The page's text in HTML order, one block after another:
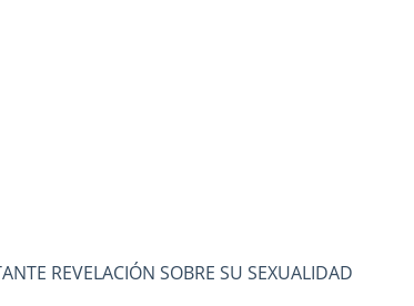
REVELACIÓN SOBRE SU SEXUALIDAD